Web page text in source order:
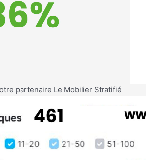
partenaire Le Mobilier Stratifié